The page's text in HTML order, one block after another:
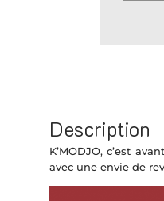
Description
K’MODJO, c’est
avec une envie de